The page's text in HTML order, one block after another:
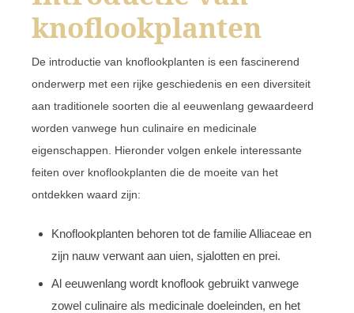
knoflookplanten
De introductie van knoflookplanten is een fascinerend
onderwerp met een rijke geschiedenis en een diversiteit
aan traditionele soorten die al eeuwenlang gewaardeerd
worden vanwege hun culinaire en medicinale
eigenschappen. Hieronder volgen enkele interessante
feiten over knoflookplanten die de moeite van het
ontdekken waard zijn:
Knoflookplanten behoren tot de familie Alliaceae en
zijn nauw verwant aan uien, sjalotten en prei.
Al eeuwenlang wordt knoflook gebruikt vanwege
zowel culinaire als medicinale doeleinden, en het